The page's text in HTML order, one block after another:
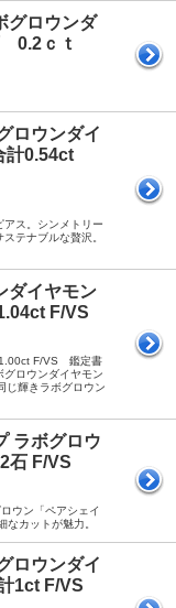
グロウンダ
0.2ｃｔ
ロウンダイ
計0.54ct
ス。シンメトリー
テナブルな贅沢。
ダイヤモン
F/VS
F/VS 鑑定書
ロウンダイヤモン
じ輝きラボグロウン
ラボグロウ
石 F/VS
ウン「ペアシェイ
なカットが魅力。
ロウンダイ
1ct F/VS